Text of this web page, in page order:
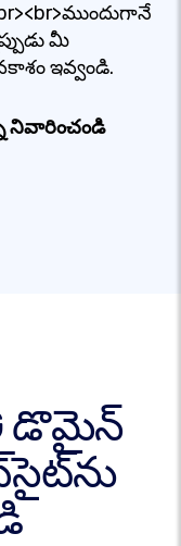
మీ
ఇవ్వండి.
నివారించండి
డొమైన్